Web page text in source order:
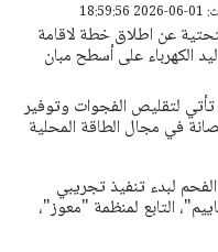
عن اطلاق خطة لاقامة
الكهرباء على أسطح مبان
لتقليص الفجوات وتوفير
في مجال الطاقة المحلية
لبدء تنفيذ تجريبي
التابع لمنظمة "معوز"،